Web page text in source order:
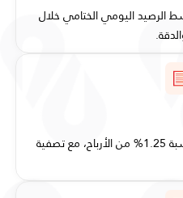
الرصيد اليومي الختامي خلال
يتم تقديم دفعة شهرية مقدمة بنسبة 1.25% من الأرباح، مع تصفية